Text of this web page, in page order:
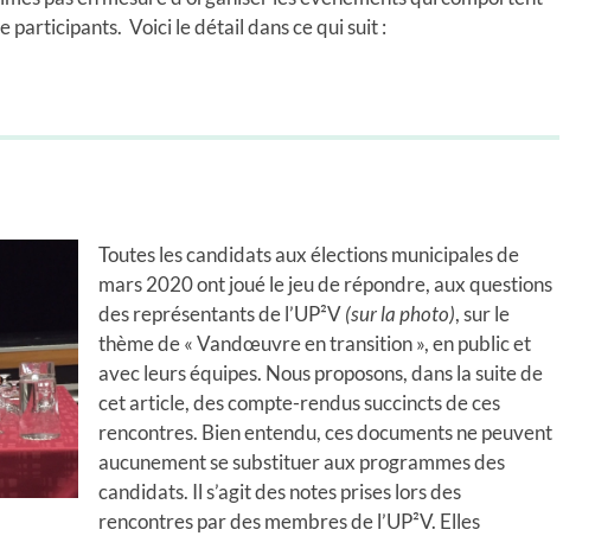
participants. Voici le détail dans ce qui suit :
Toutes les candidats aux élections municipales de
mars 2020 ont joué le jeu de répondre, aux questions
des représentants de l’UP²V(sur la photo), sur le
thème de « Vandœuvre en transition », en public et
avec leurs équipes. Nous proposons, dans la suite de
cet article, des compte-rendus succincts de ces
rencontres. Bien entendu, ces documents ne peuvent
aucunement se substituer aux programmes des
candidats. Il s’agit des notes prises lors des
rencontres par des membres de l’UP²V. Elles